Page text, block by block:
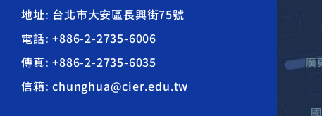
地址: 台北市大安區長興街75號
電話: +886-2-2735-6006
傳真: +886-2-2735-6035
信箱: chunghua@cier.edu.tw